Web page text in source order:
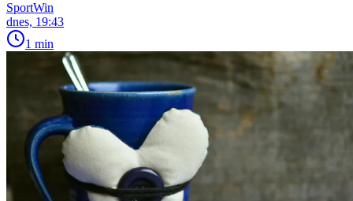
SportWin
dnes, 19:43
1 min